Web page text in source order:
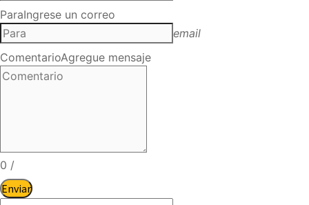
ParaIngrese un correo
email
ComentarioAgregue mensaje
0 /
Enviar